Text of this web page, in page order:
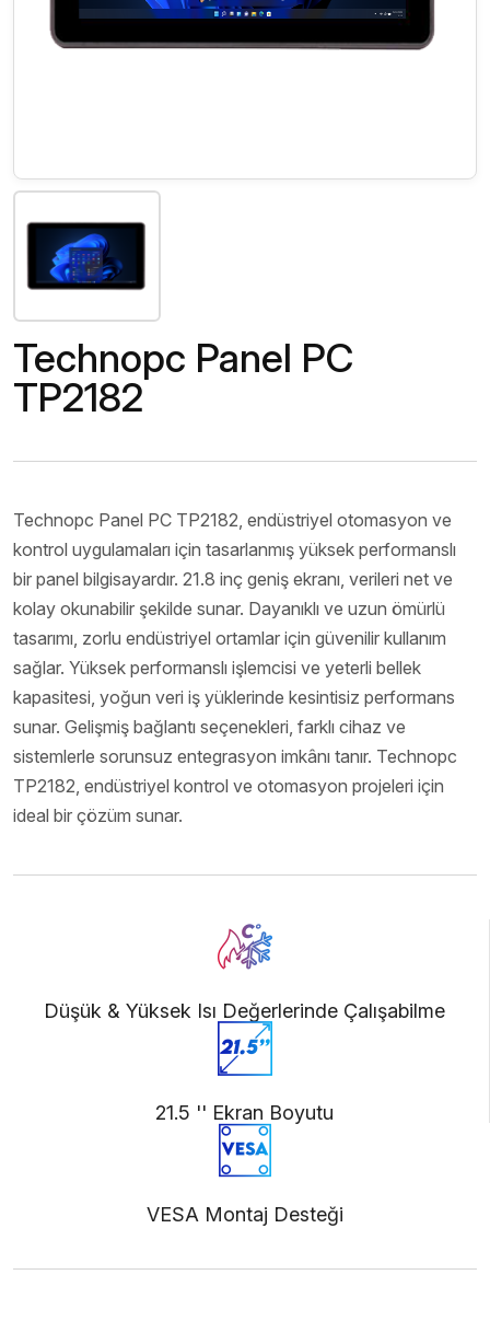
Technopc Panel PC
TP2182
Technopc Panel PC TP2182, endüstriyel otomasyon ve
kontrol uygulamaları için tasarlanmış yüksek performanslı
bir panel bilgisayardır. 21.8 inç geniş ekranı, verileri net ve
kolay okunabilir şekilde sunar. Dayanıklı ve uzun ömürlü
tasarımı, zorlu endüstriyel ortamlar için güvenilir kullanım
sağlar. Yüksek performanslı işlemcisi ve yeterli bellek
kapasitesi, yoğun veri iş yüklerinde kesintisiz performans
sunar. Gelişmiş bağlantı seçenekleri, farklı cihaz ve
sistemlerle sorunsuz entegrasyon imkânı tanır. Technopc
TP2182, endüstriyel kontrol ve otomasyon projeleri için
ideal bir çözüm sunar.
Düşük & Yüksek Isı Değerlerinde Çalışabilme
21.5 '' Ekran Boyutu
VESA Montaj Desteği